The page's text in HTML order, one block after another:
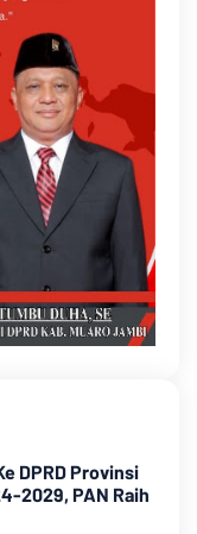
DPRD Provinsi
2029, PAN Raih